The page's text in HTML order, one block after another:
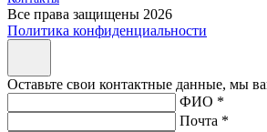
Все права защищены 2026
Политика конфиденциальности
Оставьте свои контактные данные, мы
ФИО *
Почта *